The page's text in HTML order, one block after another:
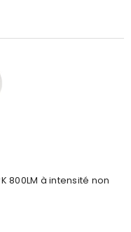
800LM à intensité non